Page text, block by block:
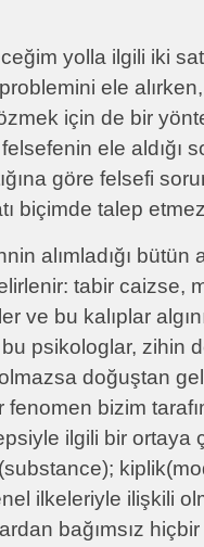
yolla ilgili iki
ele
için de bir
ele aldığı
göre felsefi
biçimde talep
alımladığı bütün
tabir caizse,
ve bu kalıplar
bu psikologlar, zihin
doğuştan
bizim
ilgili bir ortaya
ilkeleriyle ilişkili
bağımsız